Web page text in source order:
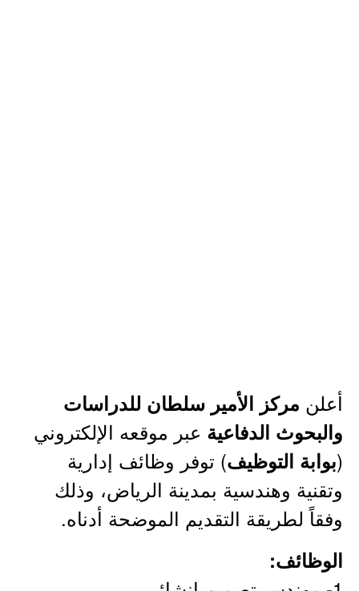
أعلن مركز الأمير سلطان للدراسات
والبحوث الدفاعية عبر موقعه الإلكتروني
(بوابة التوظيف) توفر وظائف إدارية
وتقنية وهندسية بمدينة الرياض، وذلك
وفقاً لطريقة التقديم الموضحة أدناه.
الوظائف: